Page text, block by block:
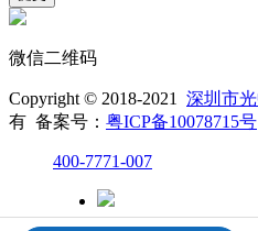
微信二维码
Copyright © 2018-2021 深圳市
有 备案号： 粤ICP备10078715号
400-7771-007